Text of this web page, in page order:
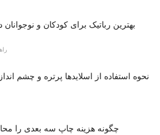
نحوه استفاده از اسلایدها پرتره و چشم
چگونه هزینه چاپ سه بعدی را